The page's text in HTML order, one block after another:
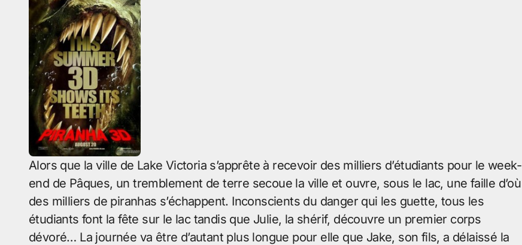
Alors que la ville de Lake Victoria s’apprête à recevoir des milliers d’étudiants pour le week-
end de Pâques, un tremblement de terre secoue la ville et ouvre, sous le lac, une faille d’où
des milliers de piranhas s’échappent. Inconscients du danger qui les guette, tous les
étudiants font la fête sur le lac tandis que Julie, la shérif, découvre un premier corps
dévoré… La journée va être d’autant plus longue pour elle que Jake, son fils, a délaissé la